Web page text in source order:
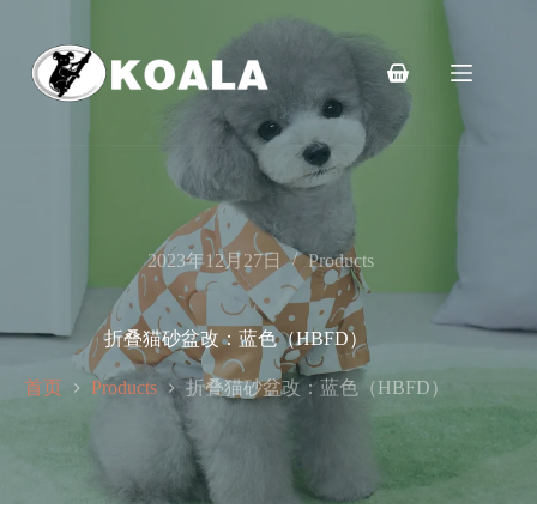
购
车
2023年12月27日 Products
折叠猫砂盆改：蓝色（HBFD）
首页 Products 折叠猫砂盆改：蓝色（HBFD）